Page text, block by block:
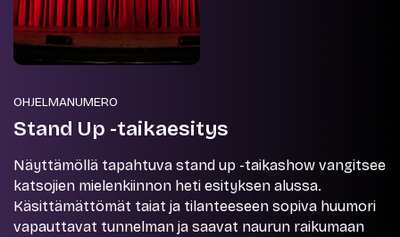
OHJELMANUMERO
Stand Up -taikaesitys
Näyttämöllä tapahtuva stand up -taikashow vangitsee
katsojien mielenkiinnon heti esityksen alussa.
Käsittämättömät taiat ja tilanteeseen sopiva huumori
vapauttavat tunnelman ja saavat naurun raikumaan